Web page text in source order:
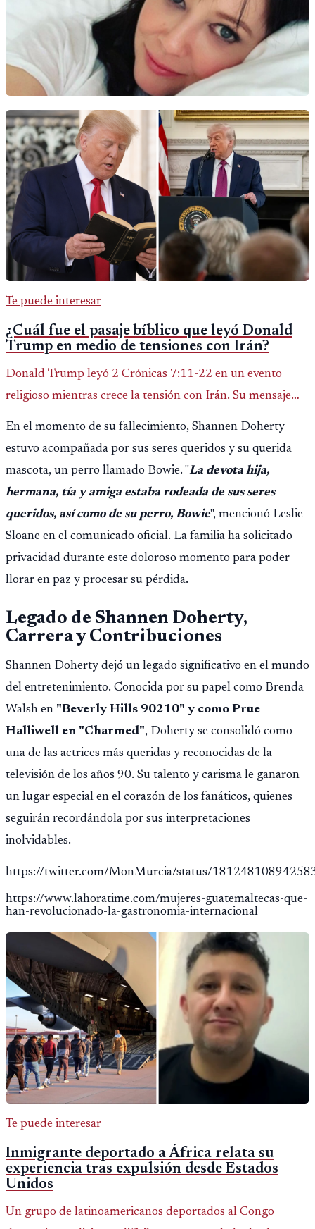
Te puede interesar
¿Cuál fue el pasaje bíblico que leyó Donald
Trump en medio de tensiones con Irán?
Donald Trump leyó 2 Crónicas 7:11-22 en un evento
religioso mientras crece la tensión con Irán. Su mensaje
reaviva el debate político, religioso y diplomático.
En el momento de su fallecimiento, Shannen Doherty
estuvo acompañada por sus seres queridos y su querida
mascota, un perro llamado Bowie. "La devota hija,
hermana, tía y amiga estaba rodeada de sus seres
queridos, así como de su perro, Bowie", mencionó Leslie
Sloane en el comunicado oficial. La familia ha solicitado
privacidad durante este doloroso momento para poder
llorar en paz y procesar su pérdida.
Legado de Shannen Doherty,
Carrera y Contribuciones
Shannen Doherty dejó un legado significativo en el mundo
del entretenimiento. Conocida por su papel como Brenda
Walsh en "Beverly Hills 90210" y como Prue
Halliwell en "Charmed", Doherty se consolidó como
una de las actrices más queridas y reconocidas de la
televisión de los años 90. Su talento y carisma le ganaron
un lugar especial en el corazón de los fanáticos, quienes
seguirán recordándola por sus interpretaciones
inolvidables.
https://twitter.com/MonMurcia/status/
https://www.lahoratime.com/mujeres-guatemaltecas-que-
han-revolucionado-la-gastronomia-internacional
Te puede interesar
Inmigrante deportado a África relata su
experiencia tras expulsión desde Estados
Unidos
Un grupo de latinoamericanos deportados al Congo